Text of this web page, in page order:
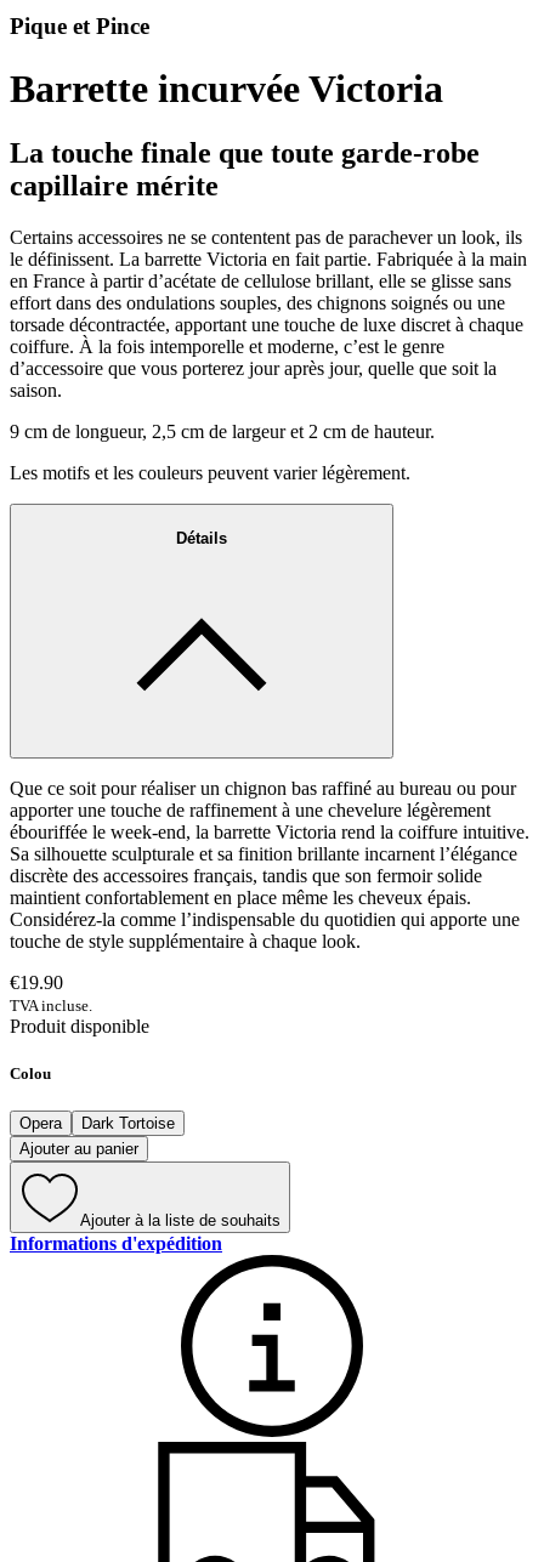
Pique et Pince
Barrette incurvée Victoria
La touche finale que toute garde-robe
capillaire mérite
Certains accessoires ne se contentent pas de parachever un look, ils
le définissent. La barrette Victoria en fait partie. Fabriquée à la main
en France à partir d’acétate de cellulose brillant, elle se glisse sans
effort dans des ondulations souples, des chignons soignés ou une
torsade décontractée, apportant une touche de luxe discret à chaque
coiffure. À la fois intemporelle et moderne, c’est le genre
d’accessoire que vous porterez jour après jour, quelle que soit la
saison.
9 cm de longueur, 2,5 cm de largeur et 2 cm de hauteur.
Les motifs et les couleurs peuvent varier légèrement.
Détails
Que ce soit pour réaliser un chignon bas raffiné au bureau ou pour
apporter une touche de raffinement à une chevelure légèrement
ébouriffée le week-end, la barrette Victoria rend la coiffure intuitive.
Sa silhouette sculpturale et sa finition brillante incarnent l’élégance
discrète des accessoires français, tandis que son fermoir solide
maintient confortablement en place même les cheveux épais.
Considérez-la comme l’indispensable du quotidien qui apporte une
touche de style supplémentaire à chaque look.
€19.90
TVA incluse.
Produit disponible
Colou
Opera
Dark Tortoise
Ajouter au panier
Ajouter à la liste de souhaits
Informations d'expédition